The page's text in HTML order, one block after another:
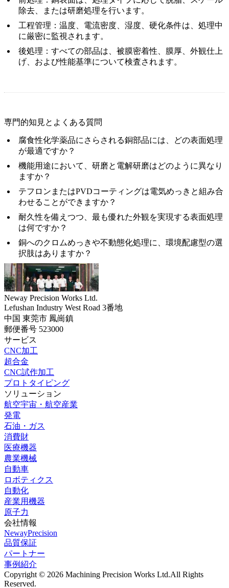
除去、または研磨処理を行います。
工程管理： 温度、電流密度、湿度、硬化条件は、処理中
に厳密に監視されます。
後処理： すべての部品は、被膜密着性、膜厚、外観仕上
げ、および性能基準について検査されます。
専門的知見とよくある質問
腐食性化学薬品にさらされる銅部品には、どの表面処理
が最適ですか？
機能用途において、研磨と電解研磨はどのように異なり
ますか？
テフロンまたはPVDコーティングは電気めっきと組み合
わせることができますか？
耐久性を備えつつ、最も優れた外観を実現する表面処理
は何ですか？
銅へのクロムめっきや不動態化処理に、環境配慮型の選
択肢はありますか？
Neway Precision Works Ltd.
Lefushan Industry West Road 3番地
中国 東莞市 鳳崗鎮
郵便番号 523000
サービス
CNC加工
超合金
CNC試作加工
プロトタイピング
ソリューション
航空宇宙・航空産業
発電
石油・ガス
消費財
医療機器
農業機械
自動車
ロボティクス
自動化
産業用機器
原子力
会社情報
NewayPrecision
品質保証
パートナー
事例紹介
Copyright © 2026 Machining Precision Works Ltd.All Rights
Reserved.